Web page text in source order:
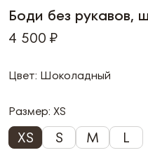
Боди без рукавов,
4 500 ₽
Цвет: Шоколадный
Размер: XS
XS S M L